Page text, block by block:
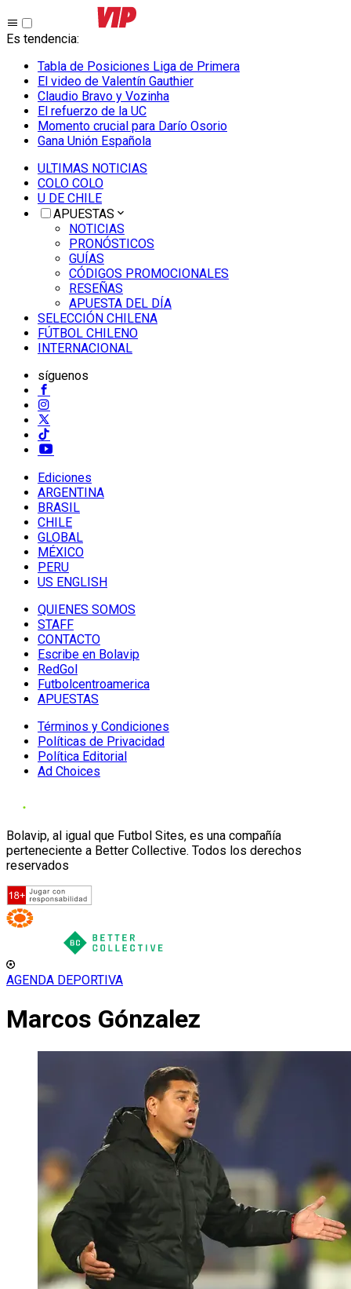
Es tendencia:
Tabla de Posiciones Liga de Primera
El video de Valentín Gauthier
Claudio Bravo y Vozinha
El refuerzo de la UC
Momento crucial para Darío Osorio
Gana Unión Española
ULTIMAS NOTICIAS
COLO COLO
U DE CHILE
APUESTAS
NOTICIAS
PRONÓSTICOS
GUÍAS
CÓDIGOS PROMOCIONALES
RESEÑAS
APUESTA DEL DÍA
SELECCIÓN CHILENA
FÚTBOL CHILENO
INTERNACIONAL
síguenos
Ediciones
ARGENTINA
BRASIL
CHILE
GLOBAL
MÉXICO
PERU
US ENGLISH
QUIENES SOMOS
STAFF
CONTACTO
Escribe en Bolavip
RedGol
Futbolcentroamerica
APUESTAS
Términos y Condiciones
Políticas de Privacidad
Política Editorial
Ad Choices
Bolavip, al igual que Futbol Sites, es una compañía
perteneciente a Better Collective. Todos los derechos
reservados
AGENDA DEPORTIVA
Marcos Gónzalez